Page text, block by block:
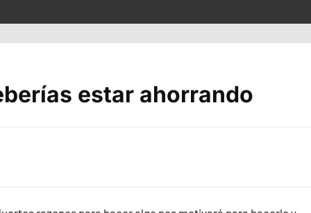
estar ahorrando